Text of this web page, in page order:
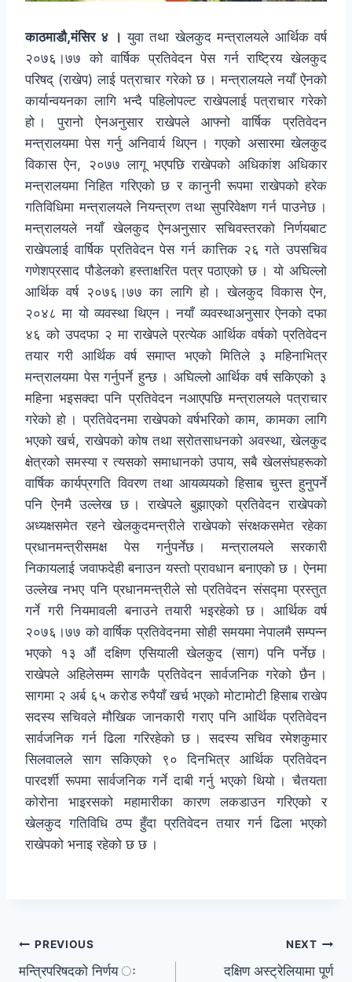
काठमाडौ,मंसिर ४ ।युवा तथा खेलकुद मन्त्रालयले आर्थिक वर्ष
२०७६।७७ को वार्षिक प्रतिवेदन पेस गर्न राष्ट्रिय खेलकुद
परिषद् (राखेप) लाई पत्राचार गरेको छ । मन्त्रालयले नयाँ ऐनको
कार्यान्वयनका लागि भन्दै पहिलोपल्ट राखेपलाई पत्राचार गरेको
हो । पुरानो ऐनअनुसार राखेपले आफ्नो वार्षिक प्रतिवेदन
मन्त्रालयमा पेस गर्नु अनिवार्य थिएन । गएको असारमा खेलकुद
विकास ऐन, २०७७ लागू भएपछि राखेपको अधिकांश अधिकार
मन्त्रालयमा निहित गरिएको छ र कानुनी रूपमा राखेपको हरेक
गतिविधिमा मन्त्रालयले नियन्त्रण तथा सुपरिवेक्षण गर्न पाउनेछ ।
मन्त्रालयले नयाँ खेलकुद ऐनअनुसार सचिवस्तरको निर्णयबाट
राखेपलाई वार्षिक प्रतिवेदन पेस गर्न कात्तिक २६ गते उपसचिव
गणेशप्रसाद पौडेलको हस्ताक्षरित पत्र पठाएको छ । यो अघिल्लो
आर्थिक वर्ष २०७६।७७ का लागि हो । खेलकुद विकास ऐन,
२०४८ मा यो व्यवस्था थिएन । नयाँ व्यवस्थाअनुसार ऐनको दफा
४६ को उपदफा २ मा राखेपले प्रत्येक आर्थिक वर्षको प्रतिवेदन
तयार गरी आर्थिक वर्ष समाप्त भएको मितिले ३ महिनाभित्र
मन्त्रालयमा पेस गर्नुपर्ने हुन्छ । अघिल्लो आर्थिक वर्ष सकिएको ३
महिना भइसक्दा पनि प्रतिवेदन नआएपछि मन्त्रालयले पत्राचार
गरेको हो । प्रतिवेदनमा राखेपको वर्षभरिको काम, कामका लागि
भएको खर्च, राखेपको कोष तथा स्रोतसाधनको अवस्था, खेलकुद
क्षेत्रको समस्या र त्यसको समाधानको उपाय, सबै खेलसंघहरूको
वार्षिक कार्यप्रगति विवरण तथा आयव्ययको हिसाब चुस्त हुनुपर्ने
पनि ऐनमै उल्लेख छ । राखेपले बुझाएको प्रतिवेदन राखेपको
अध्यक्षसमेत रहने खेलकुदमन्त्रीले राखेपको संरक्षकसमेत रहेका
प्रधानमन्त्रीसमक्ष पेस गर्नुपर्नेछ । मन्त्रालयले सरकारी
निकायलाई जवाफदेही बनाउन यस्तो प्रावधान बनाएको छ । ऐनमा
उल्लेख नभए पनि प्रधानमन्त्रीले सो प्रतिवेदन संसद्मा प्रस्तुत
गर्ने गरी नियमावली बनाउने तयारी भइरहेको छ । आर्थिक वर्ष
२०७६।७७ को वार्षिक प्रतिवेदनमा सोही समयमा नेपालमै सम्पन्न
भएको १३ औं दक्षिण एसियाली खेलकुद (साग) पनि पर्नेछ ।
राखेपले अहिलेसम्म सागकै प्रतिवेदन सार्वजनिक गरेको छैन ।
सागमा २ अर्ब ६५ करोड रुपैयाँ खर्च भएको मोटामोटी हिसाब राखेप
सदस्य सचिवले मौखिक जानकारी गराए पनि आर्थिक प्रतिवेदन
सार्वजनिक गर्न ढिला गरिरहेको छ । सदस्य सचिव रमेशकुमार
सिलवालले साग सकिएको ९० दिनभित्र आर्थिक प्रतिवेदन
पारदर्शी रूपमा सार्वजनिक गर्ने दाबी गर्नु भएको थियो । चैतयता
कोरोना भाइरसको महामारीका कारण लकडाउन गरिएको र
खेलकुद गतिविधि ठप्प हुँदा प्रतिवेदन तयार गर्न ढिला भएको
राखेपको भनाइ रहेको छ छ ।
PREVIOUS
मन्त्रिपरिषदको निर्णय ः
NEXT
दक्षिण अस्ट्रेलियामा पूर्ण